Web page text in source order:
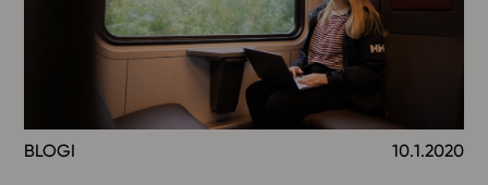
Alakoulu
Yläkoulu
Lukio
BLOGI 10.1.2020